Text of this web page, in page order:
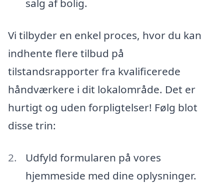
salg af bolig.
Vi tilbyder en enkel proces, hvor du kan
indhente flere tilbud på
tilstandsrapporter fra kvalificerede
håndværkere i dit lokalområde. Det er
hurtigt og uden forpligtelser! Følg blot
disse trin:
Udfyld formularen på vores
hjemmeside med dine oplysninger.